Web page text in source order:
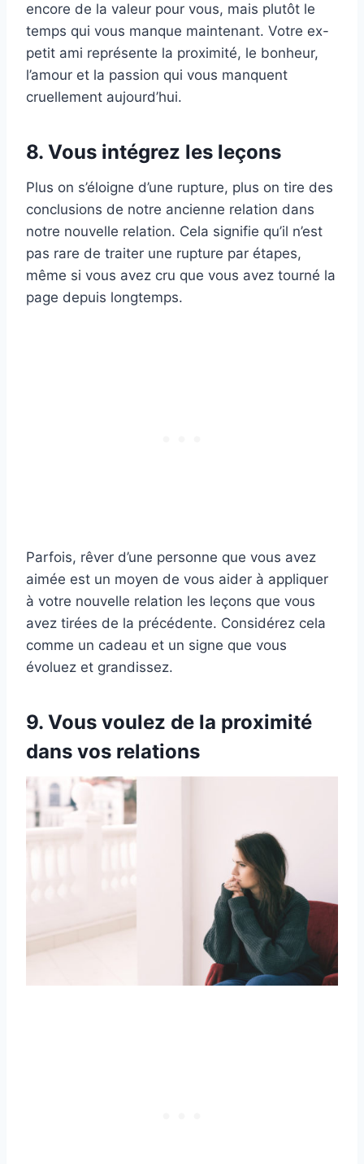
encore de la valeur pour vous, mais plutôt le
temps qui vous manque maintenant. Votre ex-
petit ami représente la proximité, le bonheur,
l’amour et la passion qui vous manquent
cruellement aujourd’hui.
8. Vous intégrez les leçons
Plus on s’éloigne d’une rupture, plus on tire des
conclusions de notre ancienne relation dans
notre nouvelle relation. Cela signifie qu’il n’est
pas rare de traiter une rupture par étapes,
même si vous avez cru que vous avez tourné la
page depuis longtemps.
Parfois, rêver d’une personne que vous avez
aimée est un moyen de vous aider à appliquer
à votre nouvelle relation les leçons que vous
avez tirées de la précédente. Considérez cela
comme un cadeau et un signe que vous
évoluez et grandissez.
9. Vous voulez de la proximité
dans vos relations